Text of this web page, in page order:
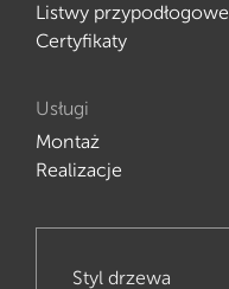
Listwy przypodłogowe
Certyfikaty
Usługi
Montaż
Realizacje
Styl drzewa